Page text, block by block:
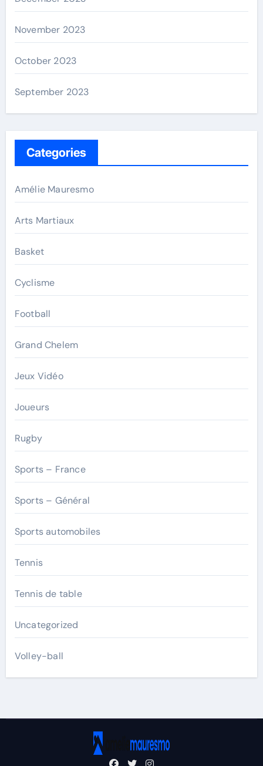
November 2023
October 2023
September 2023
Categories
Amélie Mauresmo
Arts Martiaux
Basket
Cyclisme
Football
Grand Chelem
Jeux Vidéo
Joueurs
Rugby
Sports – France
Sports – Général
Sports automobiles
Tennis
Tennis de table
Uncategorized
Volley-ball